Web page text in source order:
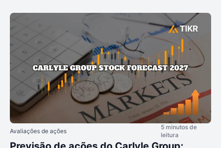
Avaliações de ações
5 minutos de
leitura